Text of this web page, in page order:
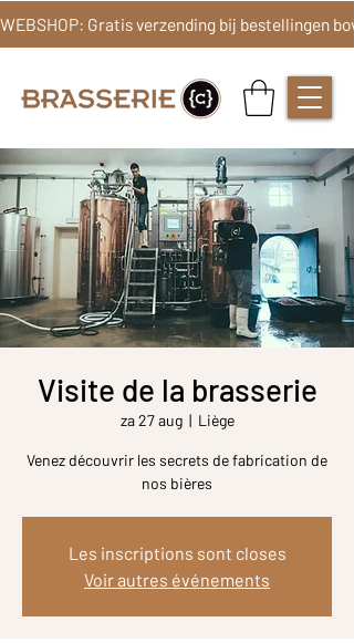
Visite de la brasserie
za 27 aug
  |
Liège
Venez découvrir les secrets de fabrication de
nos bières
Les inscriptions sont closes
Voir autres événements